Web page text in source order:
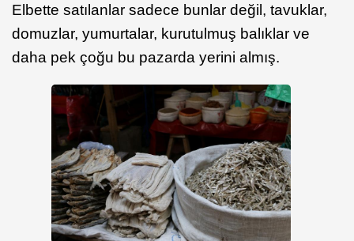
Elbette satılanlar sadece bunlar değil, tavuklar,
domuzlar, yumurtalar, kurutulmuş balıklar ve
daha pek çoğu bu pazarda yerini almış.